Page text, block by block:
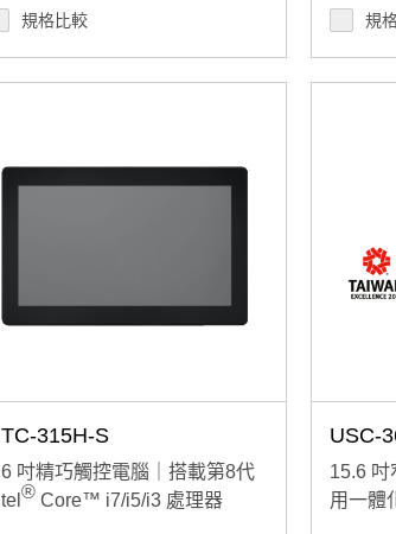
規格比較
規
315H-S
吋精巧觸控電腦｜搭載第8代
® Core™ i7/i5/i3 處理器
USC-
15.6 吋
用一體